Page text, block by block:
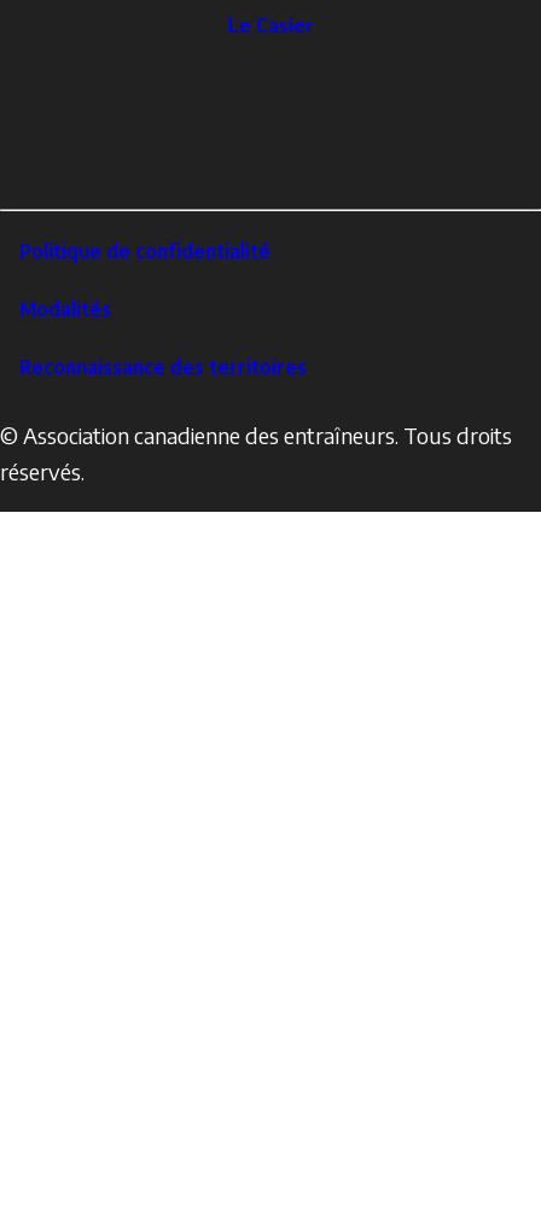
Le Casier
Footer
Corporate
Politique de confidentialité
Modalités
Reconnaissance des territoires
© Association canadienne des entraîneurs. Tous droits
réservés.